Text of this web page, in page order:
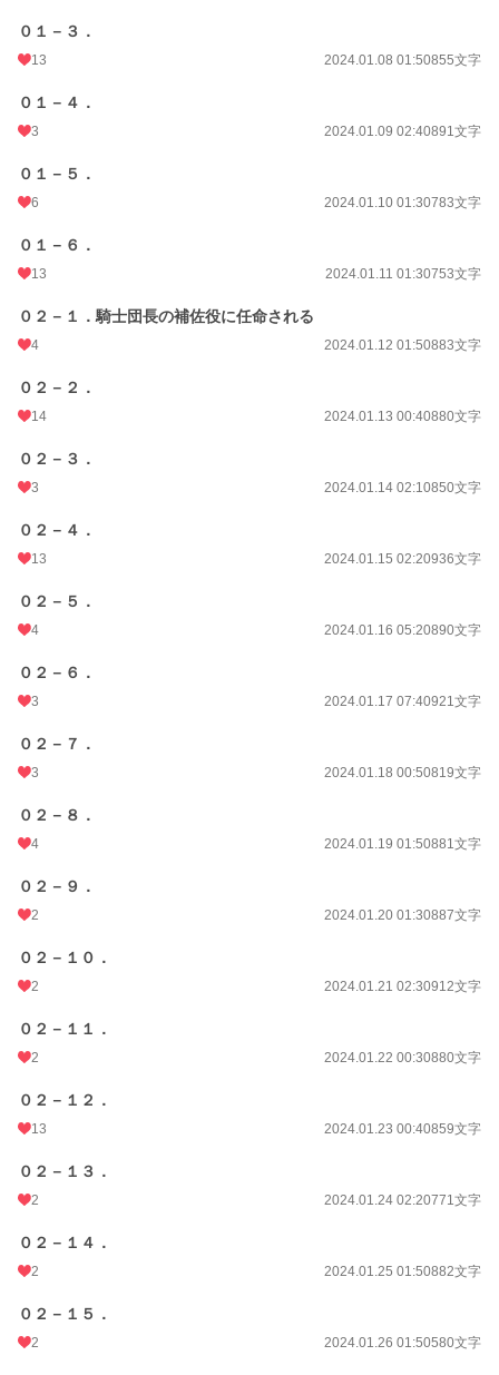
お気に入り
24h.ポイント
文字数
月間ポイント
累計ポイント
０１－３．
13 2024.01.08 01:50855文字
０１－４．
3 2024.01.09 02:40891文字
０１－５．
6 2024.01.10 01:30783文字
０１－６．
13 2024.01.11 01:30753文字
０２－１．騎士団長の補佐役に任命される
4 2024.01.12 01:50883文字
０２－２．
14 2024.01.13 00:40880文字
０２－３．
3 2024.01.14 02:10850文字
０２－４．
13 2024.01.15 02:20936文字
０２－５．
4 2024.01.16 05:20890文字
０２－６．
3 2024.01.17 07:40921文字
０２－７．
3 2024.01.18 00:50819文字
０２－８．
4 2024.01.19 01:50881文字
０２－９．
2 2024.01.20 01:30887文字
０２－１０．
2 2024.01.21 02:30912文字
０２－１１．
2 2024.01.22 00:30880文字
０２－１２．
13 2024.01.23 00:40859文字
０２－１３．
2 2024.01.24 02:20771文字
０２－１４．
2 2024.01.25 01:50882文字
０２－１５．
2 2024.01.26 01:50580文字